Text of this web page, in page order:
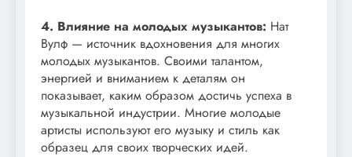
4. Влияние на молодых музыкантов: Нат
Вулф — источник вдохновения для многих
молодых музыкантов. Своими талантом,
энергией и вниманием к деталям он
показывает, каким образом достичь успеха в
музыкальной индустрии. Многие молодые
артисты используют его музыку и стиль как
образец для своих творческих идей.